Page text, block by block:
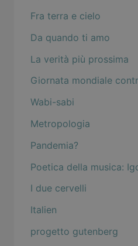
Fra terra e cielo
Da quando ti amo
La verità più prossima
Giornata mondiale
Wabi-sabi
Metropologia
Pandemia?
Poetica della musica:
I due cervelli
Italien
progetto gutenberg